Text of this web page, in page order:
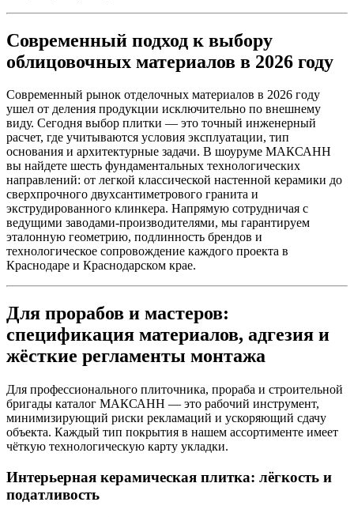
Современный подход к выбору
облицовочных материалов в 2026 году
Современный рынок отделочных материалов в 2026 году
ушел от деления продукции исключительно по внешнему
виду. Сегодня выбор плитки — это точный инженерный
расчет, где учитываются условия эксплуатации, тип
основания и архитектурные задачи. В шоуруме МАКСАНН
вы найдете шесть фундаментальных технологических
направлений: от легкой классической настенной керамики до
сверхпрочного двухсантиметрового гранита и
экструдированного клинкера. Напрямую сотрудничая с
ведущими заводами‑производителями, мы гарантируем
эталонную геометрию, подлинность брендов и
технологическое сопровождение каждого проекта в
Краснодаре и Краснодарском крае.
Для прорабов и мастеров:
спецификация материалов, адгезия и
жёсткие регламенты монтажа
Для профессионального плиточника, прораба и строительной
бригады каталог МАКСАНН — это рабочий инструмент,
минимизирующий риски рекламаций и ускоряющий сдачу
объекта. Каждый тип покрытия в нашем ассортименте имеет
чёткую технологическую карту укладки.
Интерьерная керамическая плитка: лёгкость и
податливость